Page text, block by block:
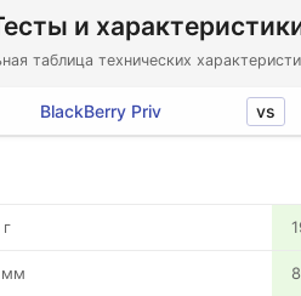
и
таблица технических
BlackBerry Priv vs
мм